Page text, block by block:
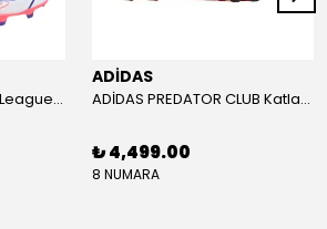
Adidas F50 Hyperfast League Mid Erkek Krampon (IH7090)
ADİDAS
ADİDAS PREDATOR CLUB Katlanır Dilli Çim Saha/Çoklu Zemin Kramponu JR3330
₺ 4,499.00
8 NUMARA